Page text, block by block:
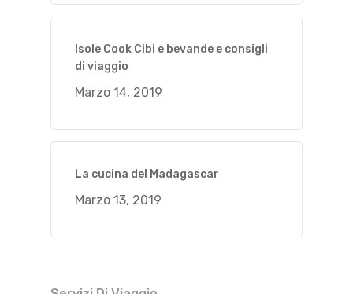
Isole Cook Cibi e bevande e consigli
di viaggio
Marzo 14, 2019
La cucina del Madagascar
Marzo 13, 2019